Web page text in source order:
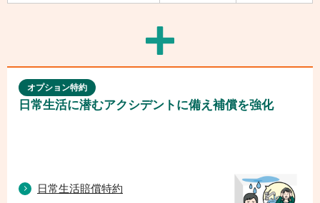
オプション特約
日常生活に潜むアクシデントに備え補償を強化
日常生活賠償特約